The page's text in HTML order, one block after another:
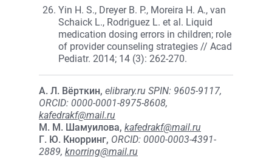
Yin H. S., Dreyer B. P., Moreira H. A., van
Schaick L., Rodriguez L. et al. Liquid
medication dosing errors in children; role
of provider counseling strategies // Acad
Pediatr. 2014; 14 (3): 262-270.
А. Л. Вёрткин, elibrary.ru SPIN: 9605-9117,
ORCID: 0000-0001-8975-8608,
kafedrakf@mail.ru
М. М. Шамуилова, kafedrakf@mail.ru
Г. Ю. Кнорринг, ORCID: 0000-0003-4391-
2889, knorring@mail.ru